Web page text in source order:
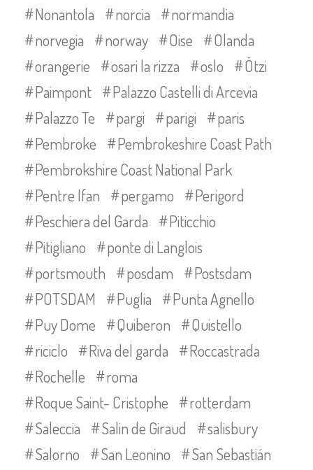
Nonantola
norcia
normandia
norvegia
norway Oise
Olanda
orangerie
osari la rizza oslo
Ötzi
Paimpont
Palazzo Castelli di Arcevia
Palazzo Te
pargi parigi
paris
Pembroke
Pembrokeshire Coast Path
Pembrokshire Coast National Park
Pentre Ifan
pergamo
Perigord
Peschiera del Garda
Piticchio
Pitigliano
ponte di Langlois
portsmouth
posdam
Postsdam
POTSDAM
Puglia
Punta Agnello
Puy Dome
Quiberon
Quistello
riciclo
Riva del garda
Roccastrada
Rochelle
roma
Roque Saint- Cristophe
rotterdam
Saleccia
Salin de Giraud
salisbury
Salorno
San Leonino
San Sebastián